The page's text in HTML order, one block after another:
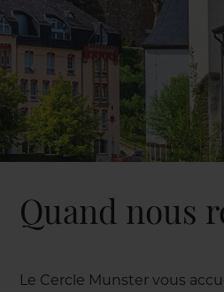
Quand nous
Le Cercle Munster vous